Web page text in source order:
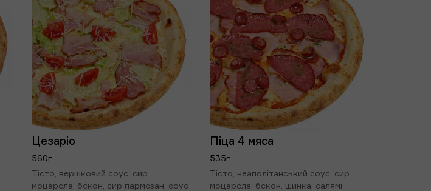
Кукурудза
11 грн
Салямі мілано
45 грн
Маслини
36 грн
Рукола
Цезаріо
560г
Тісто, вершковий соус, сир
моцарела, бекон, сир пармезан, соус
Піца 4 мяса
535г
Тісто, неаполітанський соус, сир
моцарела, бекон, шинка, салямі